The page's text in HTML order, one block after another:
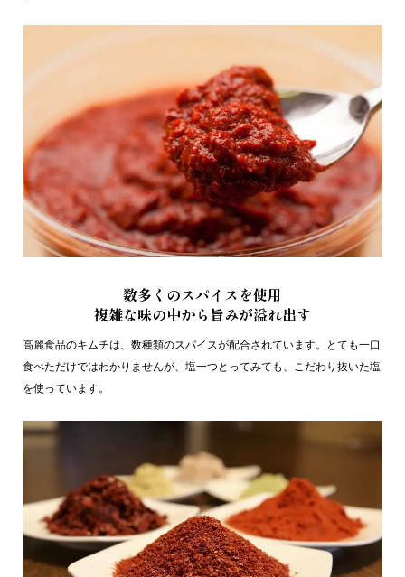
数多くのスパイスを使用
複雑な味の中から旨みが溢れ出す
高麗食品のキムチは、数種類のスパイスが配合されています。とても一口
食べただけではわかりませんが、塩一つとってみても、こだわり抜いた塩
を使っています。